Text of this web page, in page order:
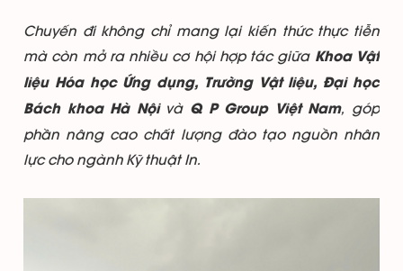
Chuyến đi không chỉ mang lại kiến thức thực tiễn
mà còn mở ra nhiều cơ hội hợp tác giữa Khoa Vật
liệu Hóa học Ứng dụng, Trường Vật liệu, Đại học
Bách khoa Hà Nộivà Q P Group Việt Nam, góp
phần nâng cao chất lượng đào tạo nguồn nhân
lực cho ngành Kỹ thuật In.